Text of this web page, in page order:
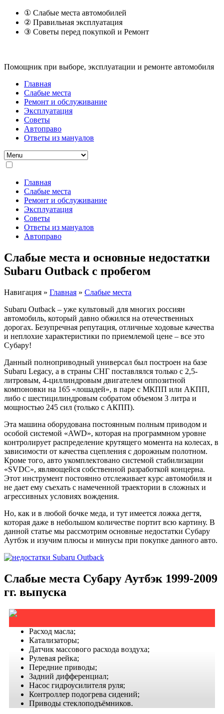
① Слабые места автомобилей
② Правильная эксплуатация
③ Советы перед покупкой и Ремонт
Помощник при выборе, эксплуатации и ремонте автомобиля
Главная
Слабые места
Ремонт и обслуживание
Эксплуатация
Советы
Автоправо
Ответы из мануалов
Главная
Слабые места
Ремонт и обслуживание
Эксплуатация
Советы
Ответы из мануалов
Автоправо
Слабые места и основные недостатки
Subaru Outback с пробегом
Навигация » Главная » Слабые места
Subaru Outback – уже культовый для многих россиян
автомобиль, который давно обжился на отечественных
дорогах. Безупречная репутация, отличные ходовые качества
и неплохие характеристики по приемлемой цене – все это
Субару!
Данный полноприводный универсал был построен на базе
Subaru Legacy, а в страны СНГ поставлялся только с 2,5-
литровым, 4-циллиндровым двигателем оппозитной
компоновки на 165 «лошадей», в паре с МКПП или АКПП,
либо с шестицилиндровым собратом объемом 3 литра и
мощностью 245 сил (только с АКПП).
Эта машина оборудована постоянным полным приводом и
особой системой «AWD», которая на программном уровне
контролирует распределение крутящего момента на колесах, в
зависимости от качества сцепления с дорожным полотном.
Кроме того, авто укомплектовано системой стабилизации
«SVDC», являющейся собственной разработкой концерна.
Этот инструмент постоянно отслеживает курс автомобиля и
не дает ему съехать с намеченной траектории в сложных и
агрессивных условиях вождения.
Но, как и в любой бочке меда, и тут имеется ложка дегтя,
которая даже в небольшом количестве портит всю картину. В
данной статье мы рассмотрим основные недостатки Субару
Аутбэк и изучим плюсы и минусы при покупке данного авто.
Слабые места Субару Аутбэк 1999-2009
гг. выпуска
Расход масла;
Катализаторы;
Датчик массового расхода воздуха;
Рулевая рейка;
Передние приводы;
Задний дифференциал;
Насос гидроусилителя руля;
Контроллер подогрева сидений;
Приводы стеклоподъёмников.